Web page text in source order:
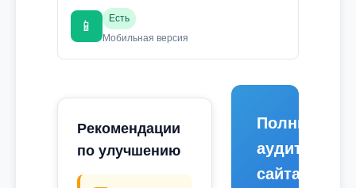
📱
Есть
Мобильная версия
Рекомендации
по улучшению
Полный
аудит
сайта